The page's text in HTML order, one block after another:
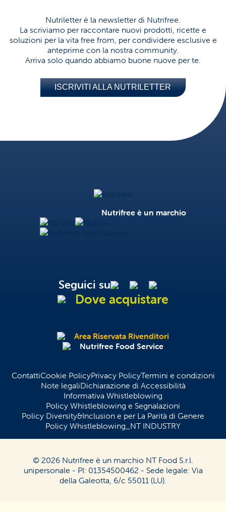
Nutriletter è la newsletter di Nutrifree.
La scriviamo per raccontare nuovi prodotti, ricette e
soluzioni per la vita free from, per condividere esclusive e
anteprime con la nostra community.
Arriva solo quando abbiamo buone nuove per te.
ISCRIVITI ALLA NUTRILETTER
Nutrifree è un marchio
NtFood
Seguici su
Dove acquistare
Area Riservata Rivenditori
Nutrifree Food Service
ContattiCookie PolicyPrivacy PolicyTermini e condizioni
Note legaliDichiarazione di Accessibilità
Informativa Whistleblowing
Policy Whistleblowing e Segnalazioni
Policy Diversity&Inclusion e per La Parità di Genere
Policy Whistleblowing_NT INDUSTRY
© 2026 Nutrifree è un marchio NT Food S.r.l.
unipersonale - PI: 01354500462 - Sede legale: Via
della Galeotta, 6/c 55011 (LU).